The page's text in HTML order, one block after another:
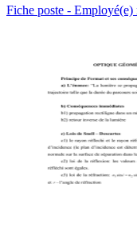
Fiche poste -